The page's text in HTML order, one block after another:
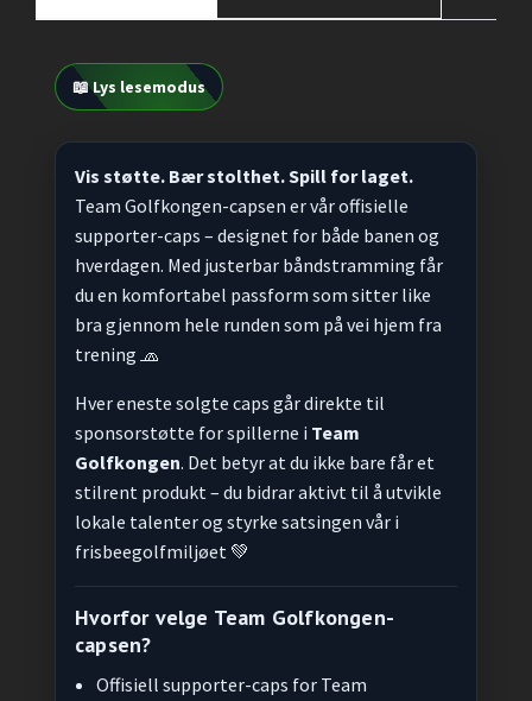
📖 Lys lesemodus
Vis støtte. Bær stolthet. Spill for laget.
Team Golfkongen-capsen er vår offisielle
supporter-caps – designet for både banen og
hverdagen. Med justerbar båndstramming får
du en komfortabel passform som sitter like
bra gjennom hele runden som på vei hjem fra
trening 🧢
Hver eneste solgte caps går direkte til
sponsorstøtte for spillerne i Team
Golfkongen. Det betyr at du ikke bare får et
stilrent produkt – du bidrar aktivt til å utvikle
lokale talenter og styrke satsingen vår i
frisbeegolfmiljøet 💚
Hvorfor velge Team Golfkongen-
capsen?
Offisiell supporter-caps for Team